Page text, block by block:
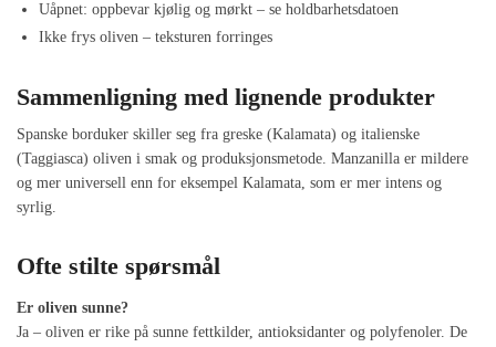
Uåpnet: oppbevar kjølig og mørkt – se holdbarhetsdatoen
Ikke frys oliven – teksturen forringes
Sammenligning med lignende produkter
Spanske borduker skiller seg fra greske (Kalamata) og italienske
(Taggiasca) oliven i smak og produksjonsmetode. Manzanilla er mildere
og mer universell enn for eksempel Kalamata, som er mer intens og
syrlig.
Ofte stilte spørsmål
Er oliven sunne?
Ja – oliven er rike på sunne fettkilder, antioksidanter og polyfenoler. De